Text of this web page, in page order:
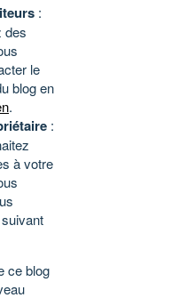
:
des
le
blog en
.
:
à votre
ce blog